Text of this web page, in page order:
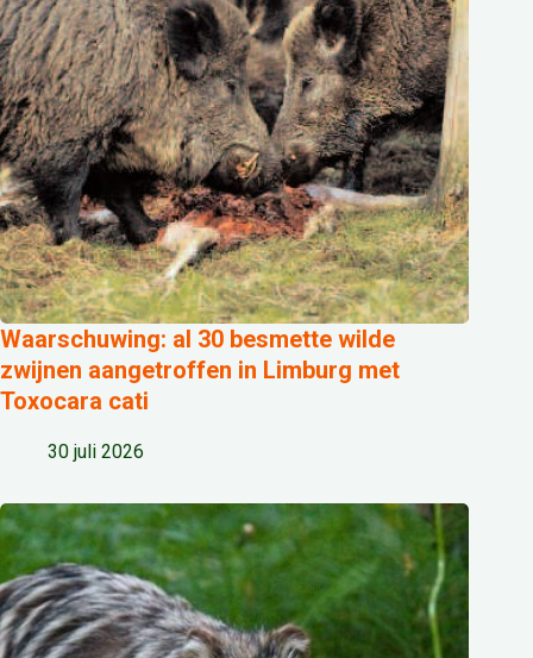
Waarschuwing: al 30 besmette wilde
zwijnen aangetroffen in Limburg met
Toxocara cati
30 juli 2026